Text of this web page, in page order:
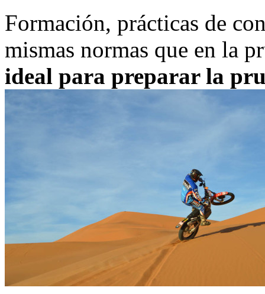
Formación, prácticas de
mismas normas que en la
ideal para preparar la